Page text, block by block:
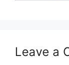
Leave a